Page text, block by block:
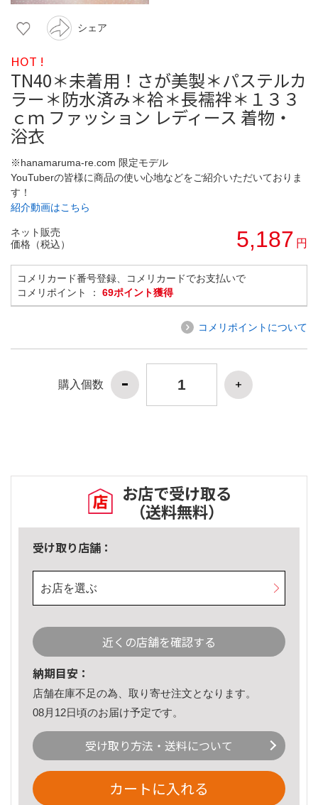
シェア
HOT !
TN40＊未着用！さが美製＊パステルカ
ラー＊防水済み＊袷＊長襦袢＊１３３
ｃｍ ファッション レディース 着物・
浴衣
※hanamaruma-re.com 限定モデル
YouTuberの皆様に商品の使い心地などをご紹介いただいておりま
す！
紹介動画はこちら
ネット販売
価格（税込）
5,187 円
コメリカード番号登録、コメリカードでお支払いで
コメリポイント ： 69ポイント獲得
コメリポイントについて
購入個数
お店で受け取る
（送料無料）
受け取り店舗：
お店を選ぶ
近くの店舗を確認する
納期目安：
店舗在庫不足の為、取り寄せ注文となります。
08月12日頃のお届け予定です。
受け取り方法・送料について
カートに入れる